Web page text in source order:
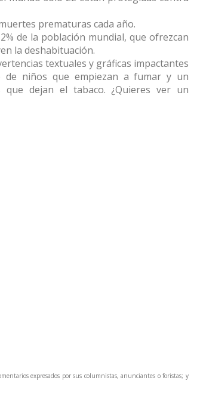
prematuras cada año.
de la población mundial, que ofrezcan
la deshabituación.
textuales y gráficas impactantes
de niños que empiezan a fumar y un
dejan el tabaco. ¿Quieres ver un
expresados por sus columnistas, anunciantes o foristas; y